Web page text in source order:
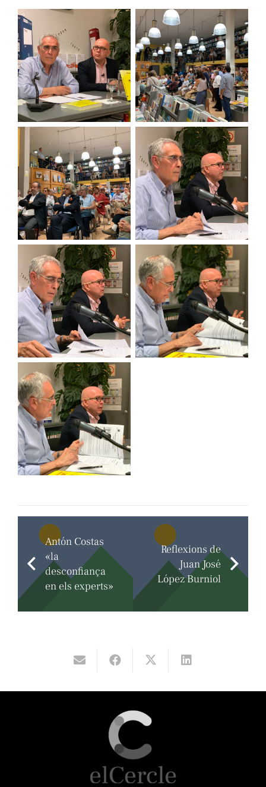
Antón Costas
«la
desconfiança
en els experts»
Reflexions de
Juan José
López Burniol